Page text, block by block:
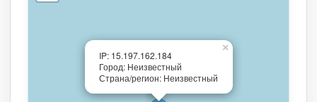
IP: 15.197.162.184
Город: Неизвестный
Страна/регион: Неизвестный
×